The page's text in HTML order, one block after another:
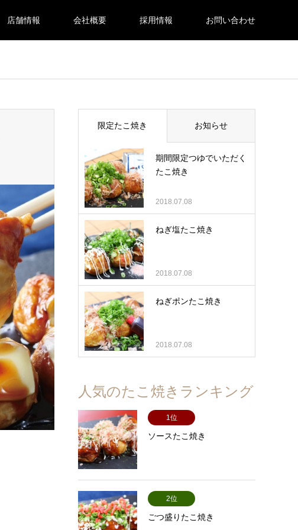
店舗情報 会社概要 採用情報 お問い合わせ
限定たこ焼き お知らせ
期間限定つゆでいただく
たこ焼き
2018.07.08
ねぎ塩たこ焼き
2018.07.08
ねぎポンたこ焼き
2018.07.08
人気のたこ焼きランキング
1位
ソースたこ焼き
2位
ごつ盛りたこ焼き